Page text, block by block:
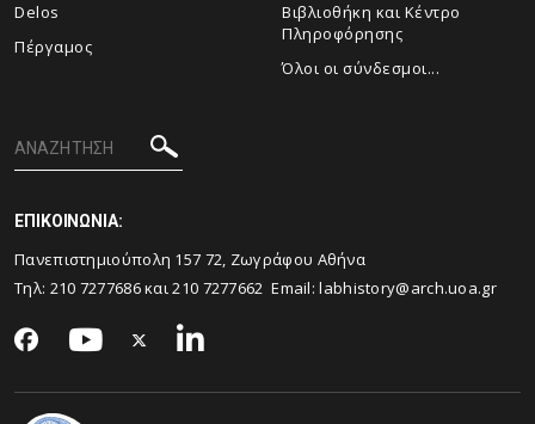
Delos
Πέργαμος
Βιβλιοθήκη και Κέντρο
Πληροφόρησης
Όλοι οι σύνδεσμοι...
ΕΠΙΚΟΙΝΩΝΙΑ:
Πανεπιστημιούπολη 157 72, Ζωγράφου Αθήνα
Τηλ: 210 7277686και210 7277662 Email:labhistory@arch.uoa.gr